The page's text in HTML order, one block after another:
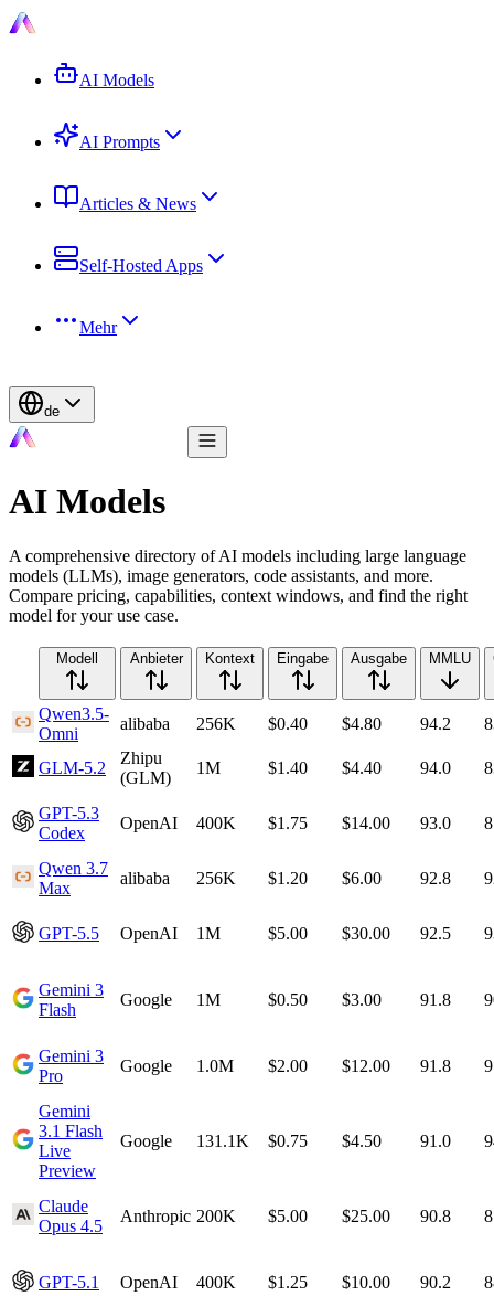
AI Models
AI Prompts
Articles & News
Self-Hosted Apps
Mehr
de
AI Models
A comprehensive directory of AI models including large language
models (LLMs), image generators, code assistants, and more.
Compare pricing, capabilities, context windows, and find the right
model for your use case.
Modell Anbieter Kontext Eingabe Ausgabe MMLU
Qwen3.5-
Omni
alibaba 256K $0.40 $4.80 94.2
GLM-5.2
Zhipu
(GLM)
1M $1.40 $4.40 94.0
GPT-5.3
Codex
OpenAI 400K $1.75 $14.00 93.0
Qwen 3.7
Max
alibaba 256K $1.20 $6.00 92.8
GPT-5.5 OpenAI 1M $5.00 $30.00 92.5
Gemini 3
Flash
Google 1M $0.50 $3.00 91.8
Gemini 3
Pro
Google 1.0M $2.00 $12.00 91.8
Gemini
3.1 Flash
Live
Preview
Google 131.1K $0.75 $4.50 91.0
Claude
Opus 4.5
Anthropic 200K $5.00 $25.00 90.8
GPT-5.1 OpenAI 400K $1.25 $10.00 90.2